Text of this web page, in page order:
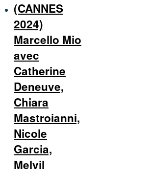
(CANNES
2024)
Marcello Mio
avec
Catherine
Deneuve,
Chiara
Mastroianni,
Nicole
Garcia,
Melvil